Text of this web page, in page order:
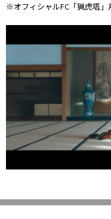
※オフィシャルFC「猟虎塔」